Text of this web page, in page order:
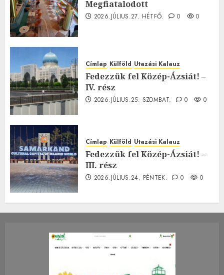
Megfiatalodott
2026.JÚLIUS.27. HÉTFŐ. 0 0
Címlap Külföld Utazási Kalauz
Fedezzük fel Közép-Ázsiát! –
IV. rész
2026.JÚLIUS.25. SZOMBAT. 0 0
Címlap Külföld Utazási Kalauz
Fedezzük fel Közép-Ázsiát! –
III. rész
2026.JÚLIUS.24. PÉNTEK. 0 0